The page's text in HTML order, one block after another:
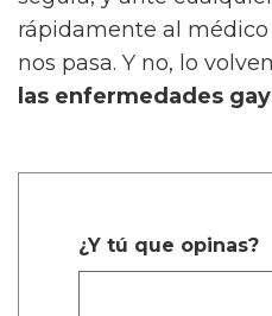
rápidamente al
nos pasa. Y no, lo
las enfermedades
¿Y tú que opinas?